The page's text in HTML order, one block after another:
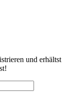
und erhältst